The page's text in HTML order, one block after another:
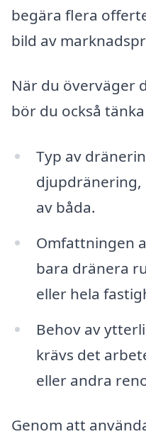
begära flera
bild av
När du överväger
bör du också
Typ av
djupdränering,
av båda.
Omfattningen
bara dränera
eller hela
Behov av
krävs det
eller andra
Genom att